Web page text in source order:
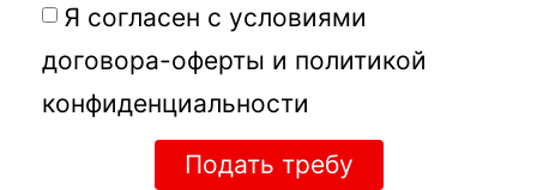
Я согласен с условиями
договора-оферты и политикой
конфиденциальности
Подать требу